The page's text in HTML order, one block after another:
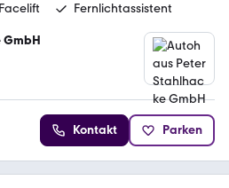
Facelift Fernlichtassistent
GmbH
Kontakt Parken